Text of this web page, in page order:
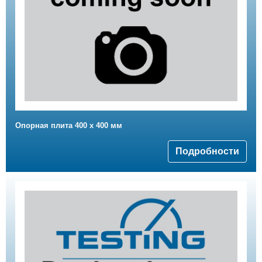
Опорная плита 400 x 400 мм
Подробности